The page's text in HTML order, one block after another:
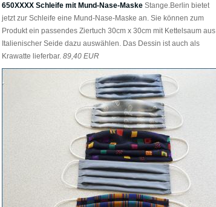
650XXXX Schleife mit Mund-Nase-Maske Stange.Berlin bietet
jetzt zur Schleife eine Mund-Nase-Maske an. Sie können zum
Produkt ein passendes Ziertuch 30cm x 30cm mit Kettelsaum aus
Italienischer Seide dazu auswählen. Das Dessin ist auch als
Krawatte lieferbar. 89,40 EUR